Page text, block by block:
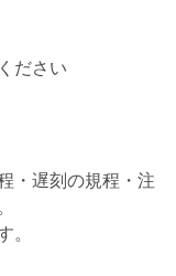
ださい
・遅刻の規程・注
。